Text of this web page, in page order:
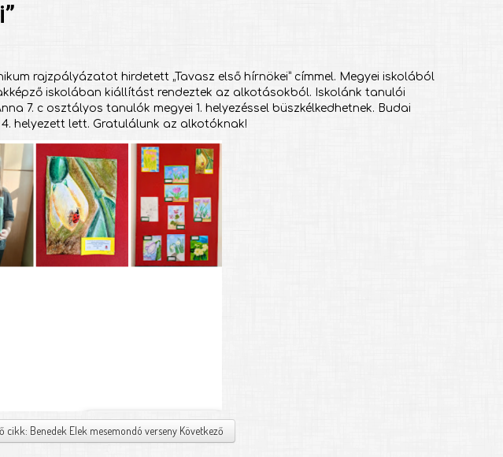
rajzpályázatot hirdetett „Tavasz első hírnökei” címmel. Megyei iskolából
iskolában kiállítást rendeztek az alkotásokból. Iskolánk tanulói
7. c osztályos tanulók megyei 1. helyezéssel büszkélkedhetnek. Budai
helyezett lett. Gratulálunk az alkotóknak!
cikk: Benedek Elek mesemondó verseny Következő